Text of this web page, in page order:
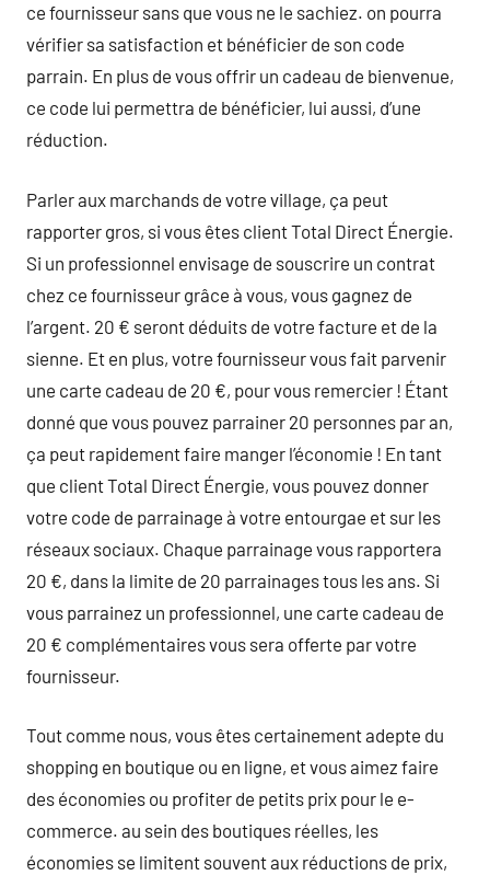
ce fournisseur sans que vous ne le sachiez. on pourra
vérifier sa satisfaction et bénéficier de son code
parrain. En plus de vous offrir un cadeau de bienvenue,
ce code lui permettra de bénéficier, lui aussi, d’une
réduction.
Parler aux marchands de votre village, ça peut
rapporter gros, si vous êtes client Total Direct Énergie.
Si un professionnel envisage de souscrire un contrat
chez ce fournisseur grâce à vous, vous gagnez de
l’argent. 20 € seront déduits de votre facture et de la
sienne. Et en plus, votre fournisseur vous fait parvenir
une carte cadeau de 20 €, pour vous remercier ! Étant
donné que vous pouvez parrainer 20 personnes par an,
ça peut rapidement faire manger l’économie ! En tant
que client Total Direct Énergie, vous pouvez donner
votre code de parrainage à votre entourgae et sur les
réseaux sociaux. Chaque parrainage vous rapportera
20 €, dans la limite de 20 parrainages tous les ans. Si
vous parrainez un professionnel, une carte cadeau de
20 € complémentaires vous sera offerte par votre
fournisseur.
Tout comme nous, vous êtes certainement adepte du
shopping en boutique ou en ligne, et vous aimez faire
des économies ou profiter de petits prix pour le e-
commerce. au sein des boutiques réelles, les
économies se limitent souvent aux réductions de prix,